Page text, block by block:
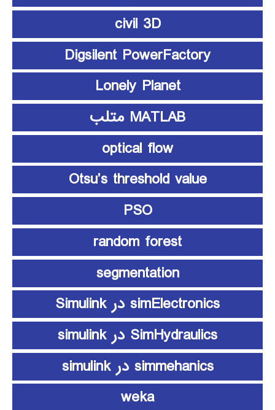
civil 3D
Digsilent PowerFactory
Lonely Planet
MATLAB متلب
optical flow
Otsu’s threshold value
PSO
random forest
segmentation
simElectronics در Simulink
SimHydraulics در simulink
simmehanics در simulink
weka